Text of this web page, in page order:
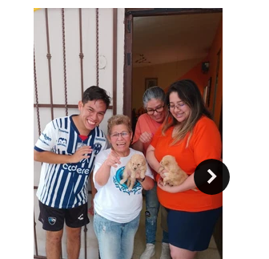
lo que necesita una educación firme
desde cachorro.